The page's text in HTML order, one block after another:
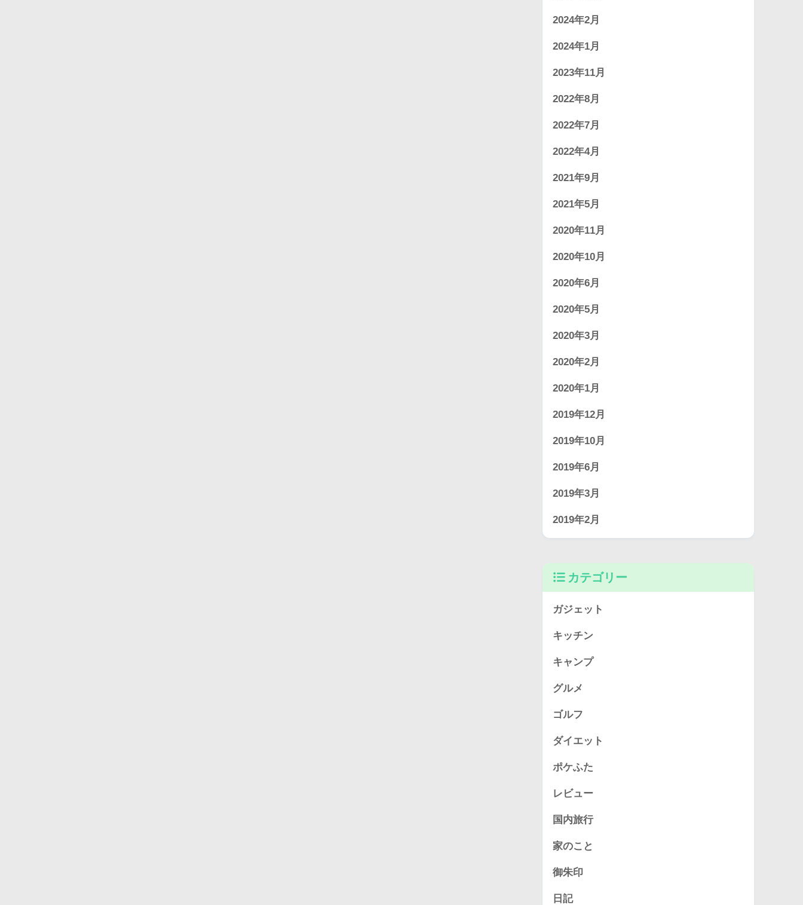
2024年2月
2024年1月
2023年11月
2022年8月
2022年7月
2022年4月
2021年9月
2021年5月
2020年11月
2020年10月
2020年6月
2020年5月
2020年3月
2020年2月
2020年1月
2019年12月
2019年10月
2019年6月
2019年3月
2019年2月
カテゴリー
ガジェット
キッチン
キャンプ
グルメ
ゴルフ
ダイエット
ポケふた
レビュー
国内旅行
家のこと
御朱印
日記